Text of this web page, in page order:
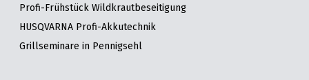
Profi-Frühstück Wildkrautbeseitigung
HUSQVARNA Profi-Akkutechnik
Grillseminare in Pennigsehl